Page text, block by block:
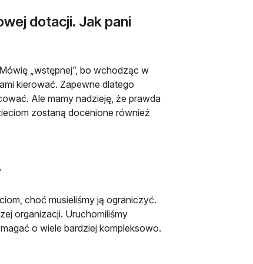
dotacji. Jak pani
„wstępnej”, bo wchodząc w
kierować. Zapewne dlatego
Ale mamy nadzieję, że prawda
zostaną docenione również
choć musieliśmy ją ograniczyć.
organizacji. Uruchomiliśmy
o wiele bardziej kompleksowo.